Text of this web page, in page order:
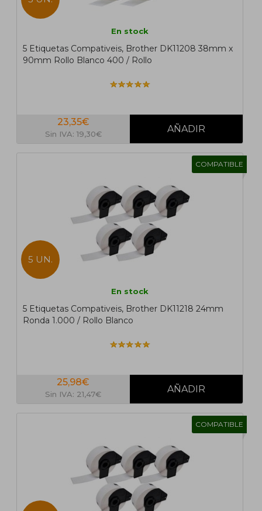
En stock
5 Etiquetas Compativeis, Brother DK11208 38mm x
90mm Rollo Blanco 400 / Rollo
23,35€
Sin IVA: 19,30€
COMPATIBLE
5 UN.
En stock
5 Etiquetas Compativeis, Brother DK11218 24mm
Ronda 1.000 / Rollo Blanco
25,98€
Sin IVA: 21,47€
COMPATIBLE